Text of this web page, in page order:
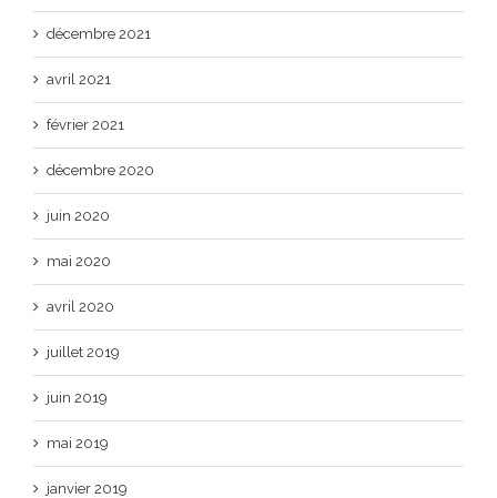
décembre 2021
avril 2021
février 2021
décembre 2020
juin 2020
mai 2020
avril 2020
juillet 2019
juin 2019
mai 2019
janvier 2019